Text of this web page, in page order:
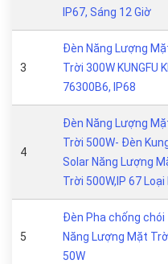
IP67, Sáng 12 Giờ
3
Đèn Năng Lượng
Trời 300W KUNGFU
76300B6, IP68
4
Đèn Năng Lượng
Trời 500W- Đèn
Solar Năng Lượng
Trời 500W,IP 67 Loại
5
Đèn Pha chống chói
Năng Lượng Mặt
50W